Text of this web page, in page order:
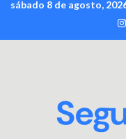
Skip
content
sábado 8 de agosto,